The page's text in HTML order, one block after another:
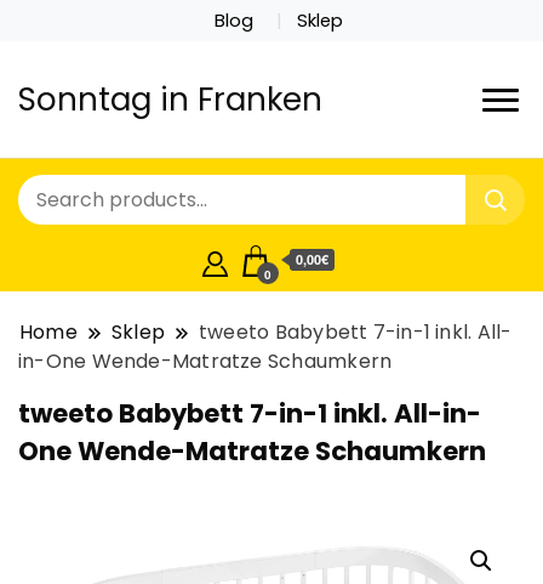
Blog Sklep
Sonntag in Franken
0
0,00€
Home Sklep
tweeto Babybett 7-in-1 inkl. All-
in-One Wende-Matratze Schaumkern
tweeto Babybett 7-in-1 inkl. All-in-
One Wende-Matratze Schaumkern